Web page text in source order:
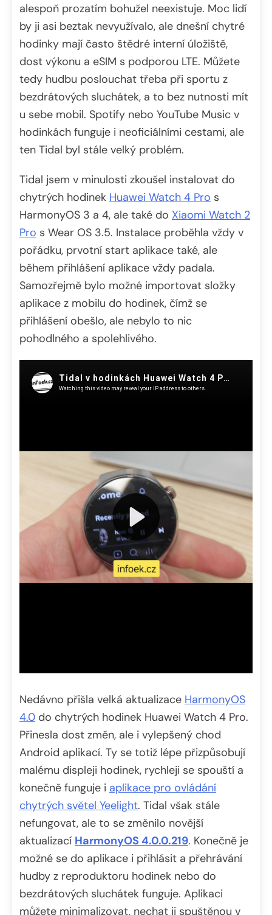
alespoň prozatím bohužel neexistuje. Moc lidí
by ji asi beztak nevyužívalo, ale dnešní chytré
hodinky mají často štědré interní úložiště,
dost výkonu a eSIM s podporou LTE. Můžete
tedy hudbu poslouchat třeba při sportu z
bezdrátových sluchátek, a to bez nutnosti mít
u sebe mobil. Spotify nebo YouTube Music v
hodinkách funguje i neoficiálními cestami, ale
ten Tidal byl stále velký problém.
Tidal jsem v minulosti zkoušel instalovat do
chytrých hodinek Huawei Watch 4 Pro s
HarmonyOS 3 a 4, ale také do Xiaomi Watch 2
Pro s Wear OS 3.5. Instalace proběhla vždy v
pořádku, prvotní start aplikace také, ale
během přihlášení aplikace vždy padala.
Samozřejmě bylo možné importovat složky
aplikace z mobilu do hodinek, čímž se
přihlášení obešlo, ale nebylo to nic
pohodlného a spolehlivého.
Nedávno přišla velká aktualizace HarmonyOS
4.0 do chytrých hodinek Huawei Watch 4 Pro.
Přinesla dost změn, ale i vylepšený chod
Android aplikací. Ty se totiž lépe přizpůsobují
malému displeji hodinek, rychleji se spouští a
konečně funguje i aplikace pro ovládání
chytrých světel Yeelight. Tidal však stále
nefungovat, ale to se změnilo novější
aktualizací HarmonyOS 4.0.0.219. Konečně je
možné se do aplikace i přihlásit a přehrávání
hudby z reproduktoru hodinek nebo do
bezdrátových sluchátek funguje. Aplikaci
můžete minimalizovat, nechat ji spuštěnou v